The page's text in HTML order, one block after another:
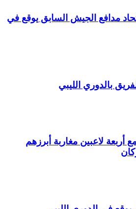
مدافع الجيش السابق يوقع في
بالدوري الليبي
أربعة لاعبين مغاربة أبرزهم